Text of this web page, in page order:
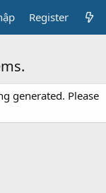
Register
generated. Please